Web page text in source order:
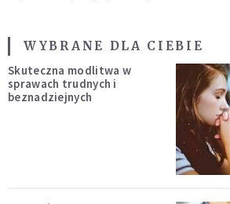
WYBRANE DLA CIEBIE
Skuteczna modlitwa w
sprawach trudnych i
beznadziejnych